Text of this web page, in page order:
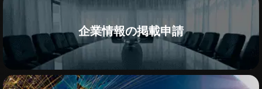
企業情報の掲載申請